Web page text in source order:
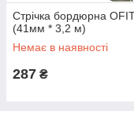
Стрічка бордюрна
(41мм * 3,2 м)
Немає в наявності
287 ₴